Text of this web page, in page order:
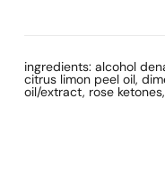
ingredients: alcohol
citrus limon peel oil,
oil/extract, rose